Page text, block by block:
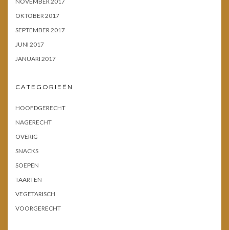
OKTOBER 2017
SEPTEMBER 2017
JUNI 2017
JANUARI 2017
CATEGORIEËN
HOOFDGERECHT
NAGERECHT
OVERIG
SNACKS
SOEPEN
TAARTEN
VEGETARISCH
VOORGERECHT